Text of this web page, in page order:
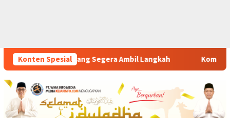
Konten Spesial
Ambil Langkah Komitmen Polsek Tigaraksa Tindak